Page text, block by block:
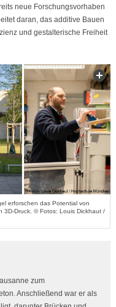
neue Forschungsvorhaben
daran, das additive Bauen
und gestalterische Freiheit
erforschen das Potential von
3D-Druck. © Fotos: Louis Dickhaut /
zum
Anschließend war er als